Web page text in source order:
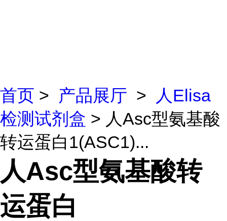
首页 > 产品展厅 >
人Elisa
检测试剂盒 > 人Asc型氨基酸
转运蛋白1(ASC1)...
人Asc型氨基酸转
运蛋白